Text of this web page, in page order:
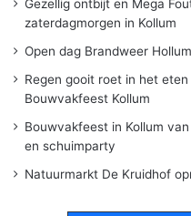
Gezellig ontbijt en Mega
zaterdagmorgen in Kollum
Open dag Brandweer
Regen gooit roet in het
Bouwvakfeest Kollum
Bouwvakfeest in Kollum
en schuimparty
Natuurmarkt De Kruidhof